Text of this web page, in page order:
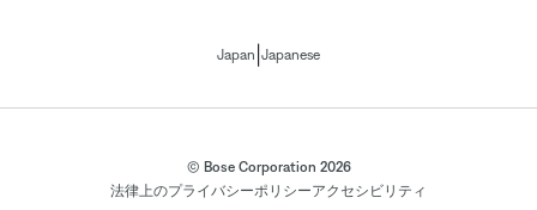
Japan Japanese
© Bose Corporation 2026
法律上のプライバシーポリシーアクセシビリティ